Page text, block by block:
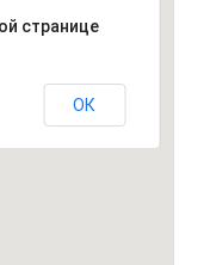
странице
ОК